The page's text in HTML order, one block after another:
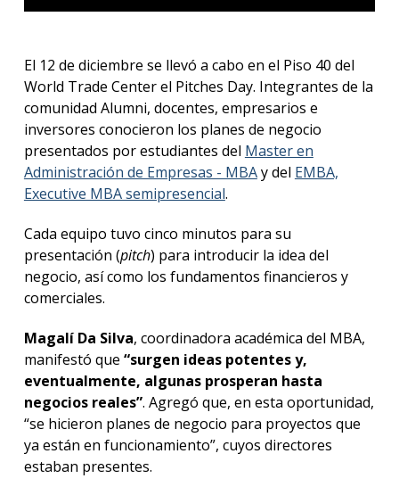
El 12 de diciembre se llevó a cabo en el Piso 40 del
World Trade Center el Pitches Day. Integrantes de la
comunidad Alumni, docentes, empresarios e
inversores conocieron los planes de negocio
presentados por estudiantes del Master en
Administración de Empresas - MBAy del EMBA,
Executive MBA semipresencial.
Cada equipo tuvo cinco minutos para su
presentación (pitch) para introducir la idea del
negocio, así como los fundamentos financieros y
comerciales.
Magalí Da Silva, coordinadora académica del MBA,
manifestó que “surgen ideas potentes y,
eventualmente, algunas prosperan hasta
negocios reales”. Agregó que, en esta oportunidad,
“se hicieron planes de negocio para proyectos que
ya están en funcionamiento”, cuyos directores
estaban presentes.